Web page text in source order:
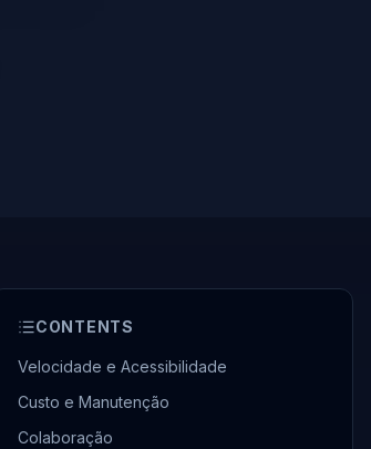
CONTENTS
Velocidade e Acessibilidade
Custo e Manutenção
Colaboração